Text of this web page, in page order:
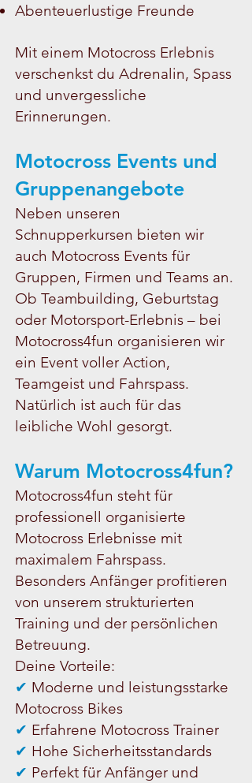
Abenteuerlustige Freunde
Mit einem Motocross Erlebnis
verschenkst du Adrenalin, Spass
und unvergessliche
Erinnerungen.
Motocross Events und
Gruppenangebote
Neben unseren
Schnupperkursen bieten wir
auch Motocross Events für
Gruppen, Firmen und Teams an.
Ob Teambuilding, Geburtstag
oder Motorsport-Erlebnis – bei
Motocross4fun organisieren wir
ein Event voller Action,
Teamgeist und Fahrspass.
Natürlich ist auch für das
leibliche Wohl gesorgt.
Warum Motocross4fun?
Motocross4fun steht für
professionell organisierte
Motocross Erlebnisse mit
maximalem Fahrspass.
Besonders Anfänger profitieren
von unserem strukturierten
Training und der persönlichen
Betreuung.
Deine Vorteile:
✔ Moderne und leistungsstarke
Motocross Bikes
✔ Erfahrene Motocross Trainer
✔ Hohe Sicherheitsstandards
✔ Perfekt für Anfänger und